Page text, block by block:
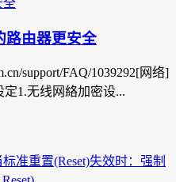
路由器更安全
support/FAQ/1039292[网络]
1.无线网絡加密设...